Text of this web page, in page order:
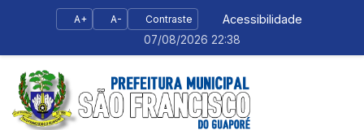
A+ A- Contraste Acessibilidade
07/08/2026 22:38